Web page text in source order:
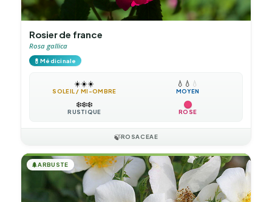
Rosier de france
Rosa gallica
💊Médicinale
☀️☀️☀️
SOLEIL / MI-OMBRE
💧 💧 💧
MOYEN
❄️❄️❄️
RUSTIQUE ROSE
🍃ROSACEAE
🌲ARBUSTE